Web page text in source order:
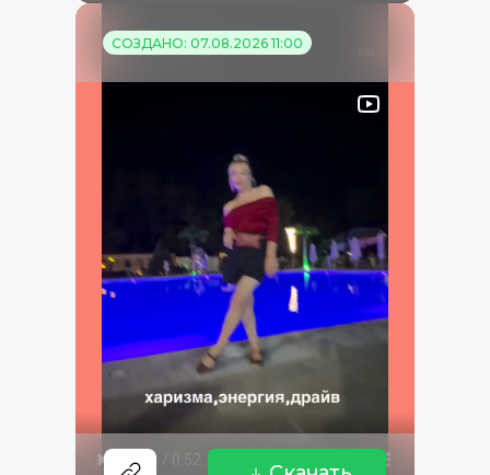
СОЗДАНО: 07.08.2026 11:00